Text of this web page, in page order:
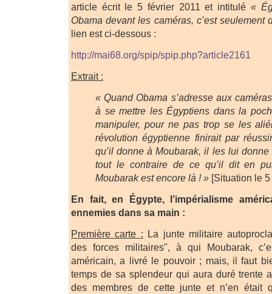
article écrit le 5 février 2011 et intitulé «
Obama devant les caméras, c’est seulement
lien est ci-dessous :
http://mai68.org/spip/spip.php?article2161
Extrait :
« Quand Obama s’adresse aux
à se mettre les Égyptiens dans la
manipuler, pour ne pas trop se les
révolution égyptienne finirait par
qu’il donne à Moubarak, il les lui donne
tout le contraire de ce qu’il dit en
Moubarak est encore là ! » [Situation le
En fait, en Égypte, l’impérialisme
ennemies dans sa main :
Première carte : La junte militaire
des forces militaires", à qui Moubarak,
américain, a livré le pouvoir ; mais, il faut
temps de sa splendeur qui aura duré trente
des membres de cette junte et n’en était